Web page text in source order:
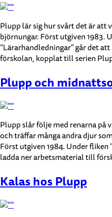
Plupp lär sig hur svårt det är att
björnungar. Först utgiven 1983.
”Lärarhandledningar” går det
förskolan, kopplat till serien
Plupp och
Plupp slår följe med renarna på
och träffar många andra djur
Först utgiven 1984. Under
ladda ner arbetsmaterial till
Kalas hos Plupp